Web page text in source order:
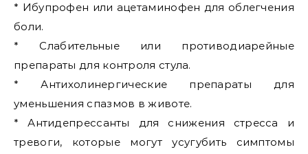
* Ибупрофен или ацетаминофен для облегчения
боли.
* Слабительные или противодиарейные
препараты для контроля стула.
* Антихолинергические препараты для
уменьшения спазмов в животе.
* Антидепрессанты для снижения стресса и
тревоги, которые могут усугубить симптомы